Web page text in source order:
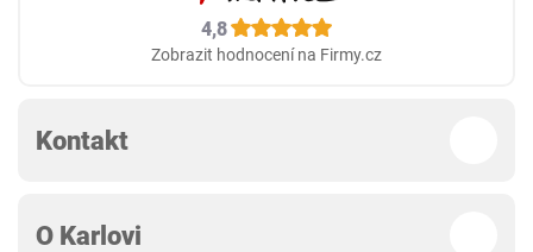
4,8
Zobrazit hodnocení na Firmy.cz
Kontakt
O Karlovi